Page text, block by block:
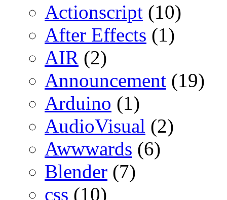
Actionscript (10)
After Effects (1)
AIR (2)
Announcement (19)
Arduino (1)
AudioVisual (2)
Awwwards (6)
Blender (7)
css (10)